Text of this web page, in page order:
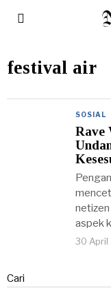
festival air
SOSIAL
Rave
aspek
30 April
Cari